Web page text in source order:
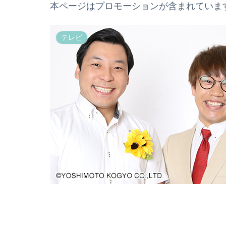
本ページはプロモーションが含まれていま
テレビ